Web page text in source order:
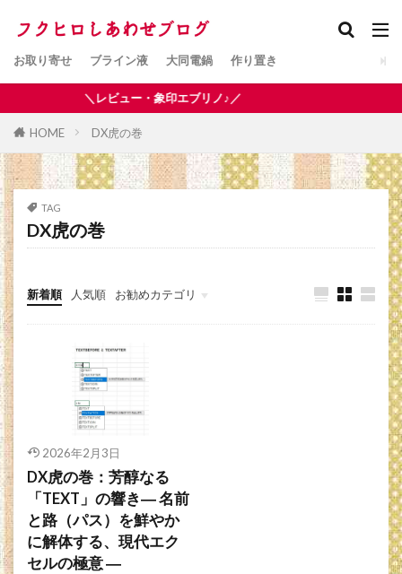
お取り寄せ ブライン液 大同電鍋 作り置き
＼レビュー・象印エブリノ♪／
HOME DX虎の巻
TAG
DX虎の巻
新着順 人気順 お勧めカテゴリ
簡単料理レシピ
2026年2月3日
DX虎の巻：芳醇なる
「TEXT」の響き― 名前
と路（パス）を鮮やか
に解体する、現代エク
セルの極意 ―